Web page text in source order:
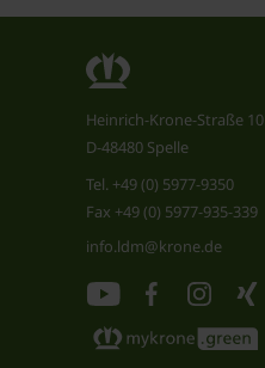
Heinrich-Krone-Straße 10
D-48480 Spelle
Tel. +49 (0) 5977-9350
Fax +49 (0) 5977-935-339
info.ldm@krone.de